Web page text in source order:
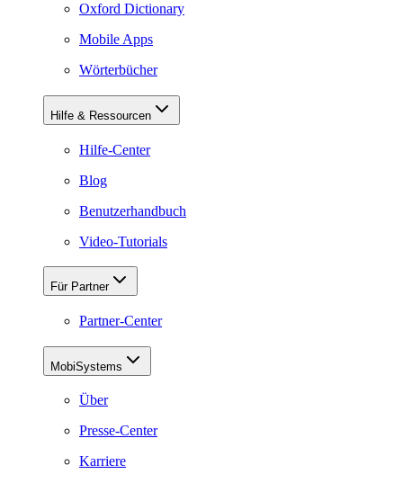
Oxford Dictionary
Mobile Apps
Wörterbücher
Hilfe & Ressourcen
Hilfe-Center
Blog
Benutzerhandbuch
Video-Tutorials
Für Partner
Partner-Center
MobiSystems
Über
Presse-Center
Karriere